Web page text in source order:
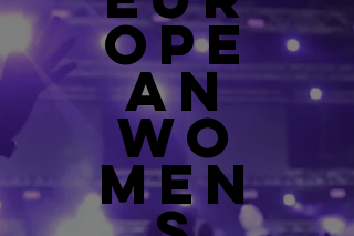
OPE
AN
WO
MEN